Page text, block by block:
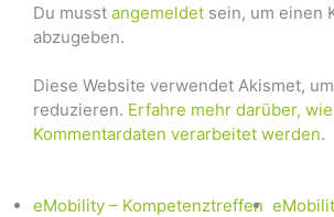
Du musst angemeldet sein, um einen
abzugeben.
Diese Website verwendet Akismet,
reduzieren. Erfahre mehr darüber,
Kommentardaten verarbeitet werden.
eMobility – Kompetenztreffen